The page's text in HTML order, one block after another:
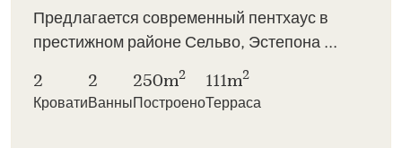
Предлагается современный пентхаус в
престижном районе Сельво, Эстепона ...
2
Кровати
2
Ванны
250m2
Построено
111m2
Терраса